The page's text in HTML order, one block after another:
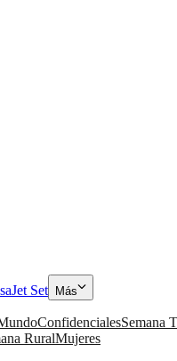
Jet Set Más
ConfidencialesSemana
RuralMujeres